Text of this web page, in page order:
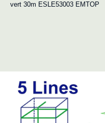
vert 30m ESLE53003 EMTOP